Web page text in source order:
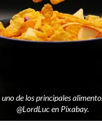
de los principales
@LordLuc en Pixabay.